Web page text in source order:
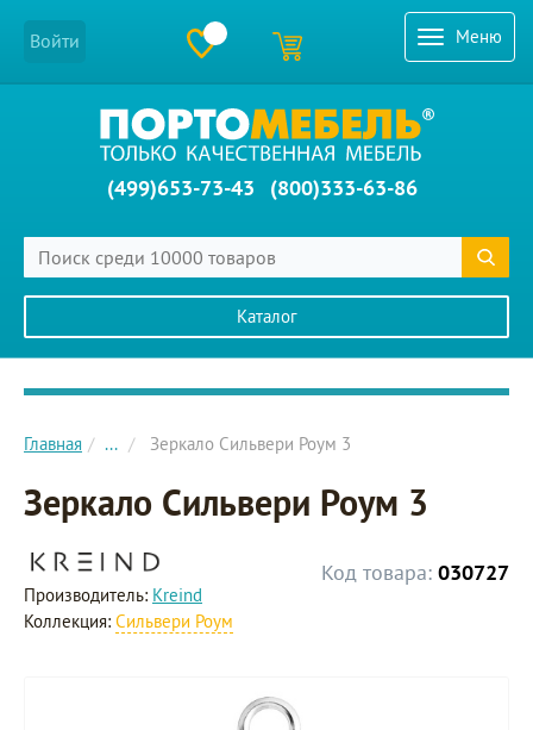
Меню
Войти
(499)653-73-43 (800)333-63-86
Каталог
Главное меню сайта
Главная ... Зеркало Сильвери Роум 3
Зеркало Сильвери Роум 3
Код товара: 030727
Производитель: Kreind
Коллекция: Сильвери Роум